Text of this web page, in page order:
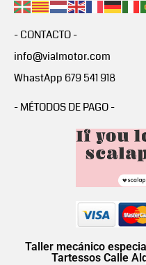
- CONTACTO -
info@vialmotor.com
WhastApp 679 541 918
- MÉTODOS DE PAGO -
Taller mecánico
Tartessos Calle